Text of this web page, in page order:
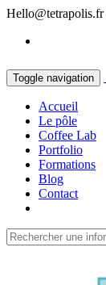
Hello@tetrapolis.fr
Toggle navigation
Accueil
Le pôle
Coffee Lab
Portfolio
Formations
Blog
Contact